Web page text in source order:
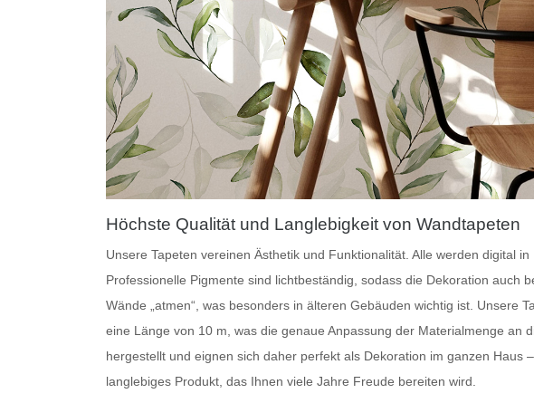
Höchste Qualität und Langlebigkeit von Wandtapeten
Unsere Tapeten vereinen Ästhetik und Funktionalität. Alle werden digital
Professionelle Pigmente sind lichtbeständig, sodass die Dekoration auch
Wände „atmen“, was besonders in älteren Gebäuden wichtig ist. Unsere
eine Länge von 10 m, was die genaue Anpassung der Materialmenge an
hergestellt und eignen sich daher perfekt als Dekoration im ganzen
langlebiges Produkt, das Ihnen viele Jahre Freude bereiten wird.